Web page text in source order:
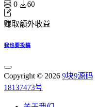
0 60
赚取额外收益
我也要投稿
Copyright © 2026 9块9源码
18137473号